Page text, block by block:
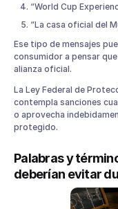
“World Cup
“La casa oficial del
Ese tipo de mensajes
consumidor a pensar
alianza oficial.
La Ley Federal de
contempla sanciones
o aprovecha
protegido.
Palabras y
deberían evitar